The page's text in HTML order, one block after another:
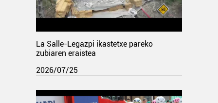
La Salle-Legazpi ikastetxe pareko
zubiaren eraistea
2026/07/25